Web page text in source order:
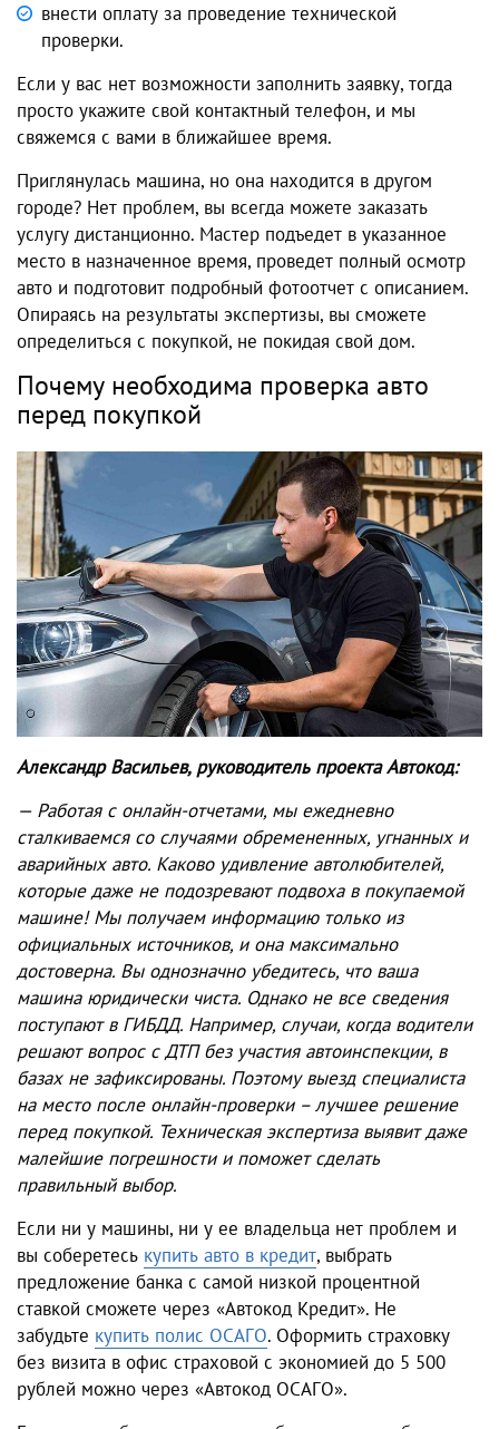
внести оплату за проведение технической
проверки.
Если у вас нет возможности заполнить заявку, тогда
просто укажите свой контактный телефон, и мы
свяжемся с вами в ближайшее время.
Приглянулась машина, но она находится в другом
городе? Нет проблем, вы всегда можете заказать
услугу дистанционно. Мастер подъедет в указанное
место в назначенное время, проведет полный осмотр
авто и подготовит подробный фотоотчет с описанием.
Опираясь на результаты экспертизы, вы сможете
определиться с покупкой, не покидая свой дом.
Почему необходима проверка авто
перед покупкой
Александр Васильев, руководитель проекта Автокод:
— Работая с онлайн-отчетами, мы ежедневно
сталкиваемся со случаями обремененных, угнанных и
аварийных авто. Каково удивление автолюбителей,
которые даже не подозревают подвоха в покупаемой
машине! Мы получаем информацию только из
официальных источников, и она максимально
достоверна. Вы однозначно убедитесь, что ваша
машина юридически чиста. Однако не все сведения
поступают в ГИБДД. Например, случаи, когда водители
решают вопрос с ДТП без участия автоинспекции, в
базах не зафиксированы. Поэтому выезд специалиста
на место после онлайн-проверки – лучшее решение
перед покупкой. Техническая экспертиза выявит даже
малейшие погрешности и поможет сделать
правильный выбор.
Если ни у машины, ни у ее владельца нет проблем и
вы соберетесь купить авто в кредит, выбрать
предложение банка с самой низкой процентной
ставкой сможете через «Автокод Кредит». Не
забудьте купить полис ОСАГО. Оформить страховку
без визита в офис страховой с экономией до 5 500
рублей можно через «Автокод ОСАГО».